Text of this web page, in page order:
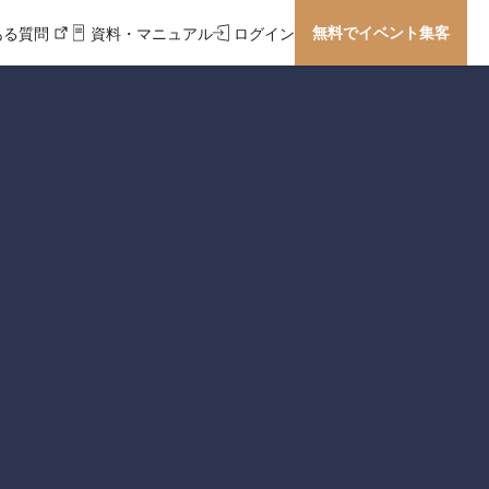
る質問 資料・マニュアル ログイン 無料でイベント集客